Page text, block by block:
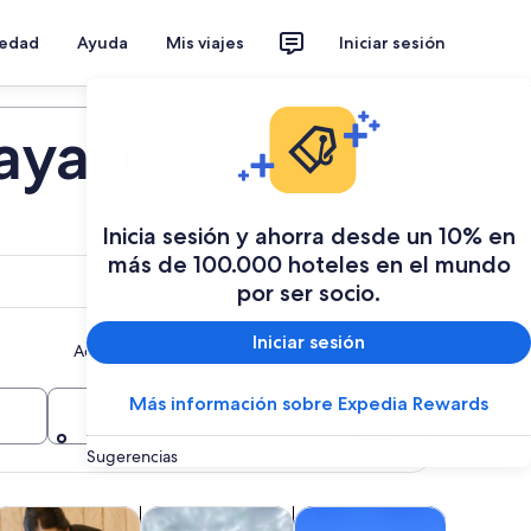
Ayuda Mis viajes Iniciar sesión
Inicia sesión y ahorra desde un 10% en
más de 100.000 hoteles en el mundo
por ser socio.
Iniciar sesión
Más información sobre Expedia Rewards
Sugerencias
Add multiple dates or destinations
Travelers
Buscar
en una nueva pestaña
vida nocturnaSe abrirá en una nueva pestaña
y talleres Se abrirá en una nueva pestaña
Moda y comprasSe abrirá en una nueva
Aventura y actividades al